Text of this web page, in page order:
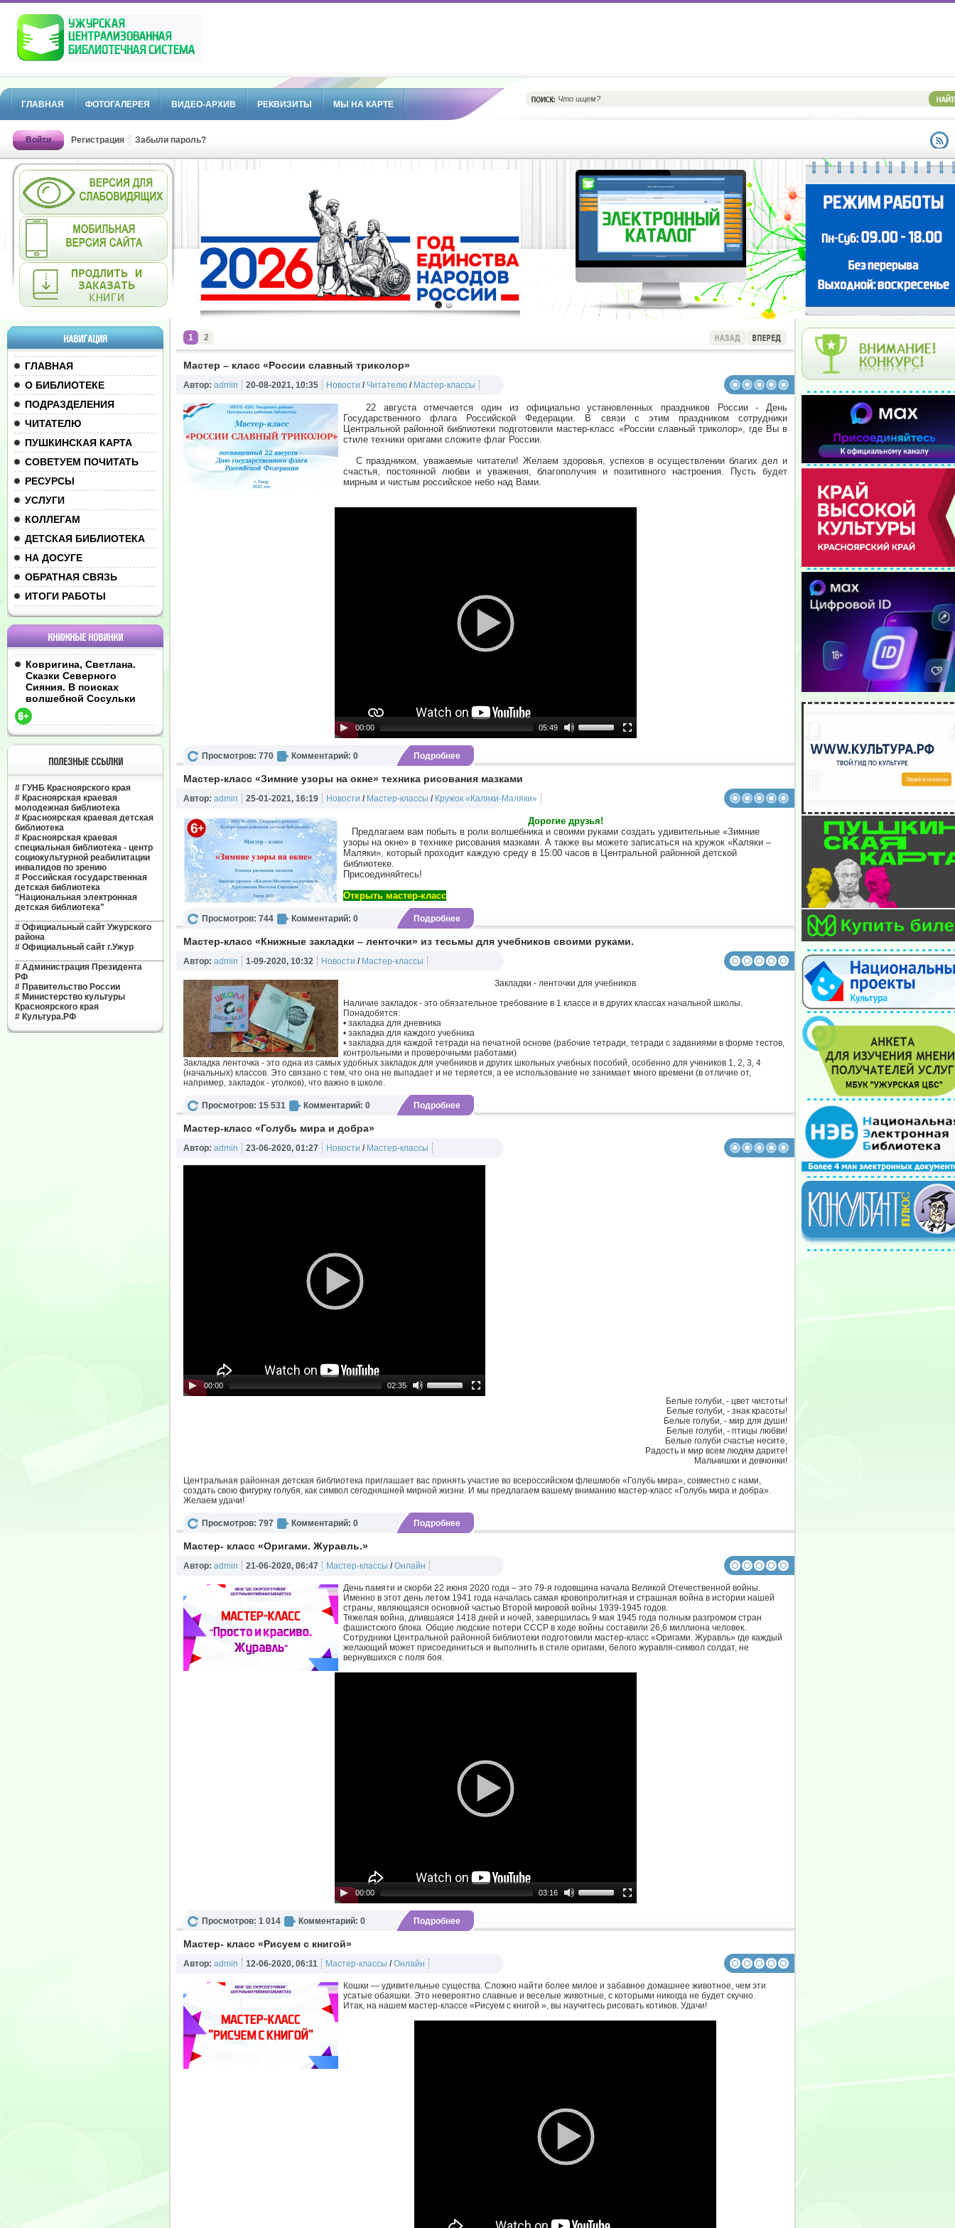
ГЛАВНАЯ ФОТОГАЛЕРЕЯ ВИДЕО-АРХИВ РЕКВИЗИТЫ МЫ НА КАРТЕ
Войти Регистрация Забыли пароль?
НАВИГАЦИЯ
ГЛАВНАЯ
О БИБЛИОТЕКЕ
ПОДРАЗДЕЛЕНИЯ
ЧИТАТЕЛЮ
ПУШКИНСКАЯ КАРТА
СОВЕТУЕМ ПОЧИТАТЬ
РЕСУРСЫ
УСЛУГИ
КОЛЛЕГАМ
ДЕТСКАЯ БИБЛИОТЕКА
НА ДОСУГЕ
ОБРАТНАЯ СВЯЗЬ
ИТОГИ РАБОТЫ
КНИЖНЫЕ НОВИНКИ
Ковригина, Светлана.
Сказки Северного
Сияния. В поисках
волшебной Сосульки
ПОЛЕЗНЫЕ ССЫЛКИ
# ГУНБ Красноярского края
# Красноярская краевая
молодежная библиотека
# Красноярская краевая детская
библиотека
# Красноярская краевая
специальная библиотека - центр
социокультурной реабилитации
инвалидов по зрению
# Российская государственная
детская библиотека
"Национальная электронная
детская библиотека"
# Официальный сайт Ужурского
района
# Официальный сайт г.Ужур
# Администрация Президента
РФ
# Правительство России
# Министерство культуры
Красноярского края
# Культура.РФ
1 2
Мастер – класс «России славный триколор»
Автор: admin 20-08-2021, 10:35 Новости / Читателю / Мастер-классы
22 августа отмечается один из официально установленных праздников России - День
Государственного флага Российской Федерации. В связи с этим праздником сотрудники
Центральной районной библиотеки подготовили мастер-класс «России славный триколор», где Вы в
стиле техники оригами сложите флаг России.
С праздником, уважаемые читатели! Желаем здоровья, успехов в осуществлении благих дел и
счастья, постоянной любви и уважения, благополучия и позитивного настроения. Пусть будет
мирным и чистым российское небо над Вами.
00:00 05:49
Просмотров: 770 Комментарий: 0 Подробнее
Мастер-класс «Зимние узоры на окне» техника рисования мазками
Автор: admin 25-01-2021, 16:19 Новости / Мастер-классы / Кружок «Каляки-Маляки»
Дорогие друзья!
Предлагаем вам побыть в роли волшебника и своими руками создать удивительные «Зимние
узоры на окне» в технике рисования мазками. А также вы можете записаться на кружок «Каляки –
Маляки», который проходит каждую среду в 15:00 часов в Центральной районной детской
библиотеке.
Присоединяйтесь!
Открыть мастер-класс
Просмотров: 744 Комментарий: 0 Подробнее
Мастер-класс «Книжные закладки – ленточки» из тесьмы для учебников своими руками.
Автор: admin 1-09-2020, 10:32 Новости / Мастер-классы
Закладки - ленточки для учебников
Наличие закладок - это обязательное требование в 1 классе и в других классах начальной школы.
Понадобятся:
• закладка для дневника
• закладка для каждого учебника
• закладка для каждой тетради на печатной основе (рабочие тетради, тетради с заданиями в форме тестов,
контрольными и проверочными работами)
Закладка ленточка - это одна из самых удобных закладок для учебников и других школьных учебных пособий, особенно для учеников 1, 2, 3, 4
(начальных) классов. Это связано с тем, что она не выпадает и не теряется, а ее использование не занимает много времени (в отличие от,
например, закладок - уголков), что важно в школе.
Просмотров: 15 531 Комментарий: 0 Подробнее
Мастер-класс «Голубь мира и добра»
Автор: admin 23-06-2020, 01:27 Новости / Мастер-классы
00:00 02:35
Белые голуби, - цвет чистоты!
Белые голуби, - знак красоты!
Белые голуби, - мир для души!
Белые голуби, - птицы любви!
Белые голуби счастье несите,
Радость и мир всем людям дарите!
Мальчишки и девчонки!
Центральная районная детская библиотека приглашает вас принять участие во всероссийском флешмобе «Голубь мира», совместно с нами,
создать свою фигурку голубя, как символ сегодняшней мирной жизни. И мы предлагаем вашему вниманию мастер-класс «Голубь мира и добра».
Желаем удачи!
Просмотров: 797 Комментарий: 0 Подробнее
Мастер- класс «Оригами. Журавль.»
Автор: admin 21-06-2020, 06:47 Мастер-классы / Онлайн
День памяти и скорби 22 июня 2020 года – это 79-я годовщина начала Великой Отечественной войны.
Именно в этот день летом 1941 года началась самая кровопролитная и страшная война в истории нашей
страны, являющаяся основной частью Второй мировой войны 1939-1945 годов.
Тяжелая война, длившаяся 1418 дней и ночей, завершилась 9 мая 1945 года полным разгромом стран
фашистского блока. Общие людские потери СССР в ходе войны составили 26,6 миллиона человек.
Сотрудники Центральной районной библиотеки подготовили мастер-класс «Оригами. Журавль» где каждый
желающий может присоединиться и выполнить в стиле оригами, белого журавля-символ солдат, не
вернувшихся с поля боя.
00:00 03:16
Просмотров: 1 014 Комментарий: 0 Подробнее
Мастер- класс «Рисуем с книгой»
Автор: admin 12-06-2020, 06:11 Мастер-классы / Онлайн
Кошки — удивительные существа. Сложно найти более милое и забавное домашнее животное, чем эти
усатые обаяшки. Это невероятно славные и веселые животные, с которыми никогда не будет скучно.
Итак, на нашем мастер-классе «Рисуем с книгой », вы научитесь рисовать котиков. Удачи!